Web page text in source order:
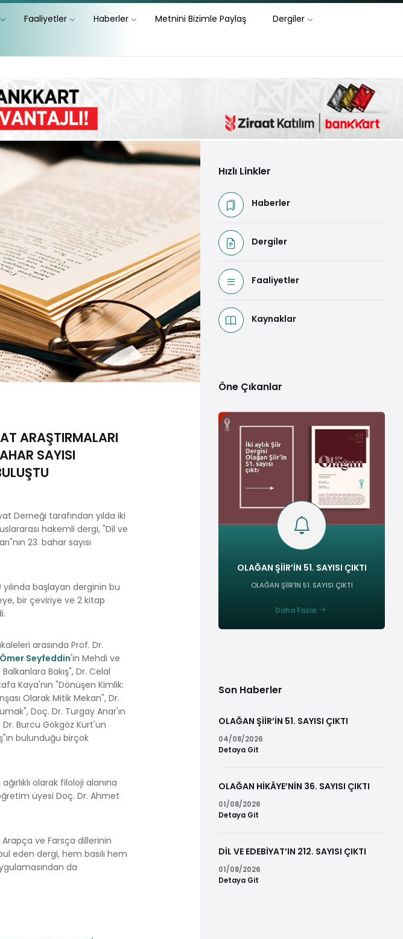
Faaliyetler Haberler Metnini Bizimle Paylaş Dergiler
ARAŞTIRMALARI
SAYISI
Derneği tarafından yılda iki
hakemli dergi, "Dil ve
23. bahar sayısı
yılında başlayan derginin bu
bir çeviriye ve 2 kitap
arasında Prof. Dr.
Ömer Seyfeddin'in Mehdi ve
Bakış", Dr. Celal
Kaya'nın "Dönüşen Kimlik:
Olarak Mitik Mekan", Dr.
Doç. Dr. Turgay Anar'ın
Burcu Gökgöz Kurt'un
bulunduğu birçok
olarak filoloji alanına
üyesi Doç. Dr. Ahmet
ve Farsça dillerinin
eden dergi, hem basılı hem
da
Hızlı Linkler
Haberler
Dergiler
Faaliyetler
Kaynaklar
Öne Çıkanlar
OLAĞAN ŞİİR’İN 51. SAYISI ÇIKTI
OLAĞAN ŞİİR’İN 51. SAYISI ÇIKTI
Daha Fazla
Son Haberler
OLAĞAN ŞİİR’İN 51. SAYISI ÇIKTI
04/08/2026
Detaya Git
OLAĞAN HİKÂYE’NİN 36. SAYISI ÇIKTI
01/08/2026
Detaya Git
DİL VE EDEBİYAT’IN 212. SAYISI ÇIKTI
01/08/2026
Detaya Git